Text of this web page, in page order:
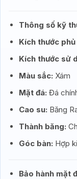
Thông số kỹ
Kích thước phủ
Kích thước sử
Màu sắc: Xám
Mặt đá: Đá
Cao su: Băng
Thành băng:
Góc bàn: Hợp
Bảo hành mặt